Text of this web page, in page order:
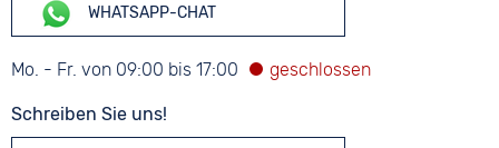
WHATSAPP-CHAT
Mo. - Fr. von 09:00 bis 17:00
Schreiben Sie uns!